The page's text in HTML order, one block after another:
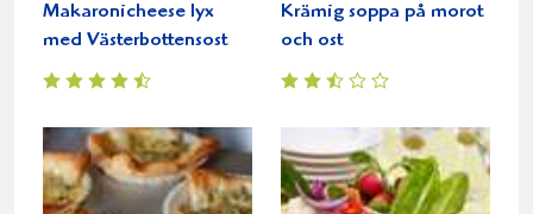
Makaronicheese lyx
med Västerbottensost
Krämig soppa på morot
och ost